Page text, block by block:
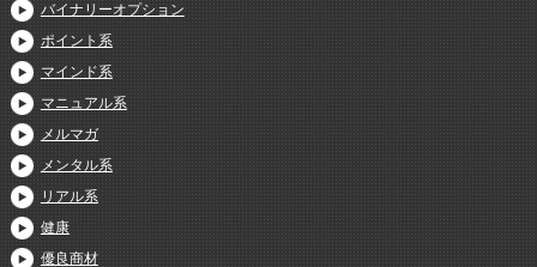
バイナリーオプション
ポイント系
マインド系
マニュアル系
メルマガ
メンタル系
リアル系
健康
優良商材